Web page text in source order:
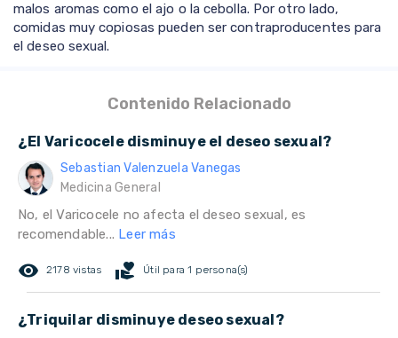
malos aromas como el ajo o la cebolla. Por otro lado,
comidas muy copiosas pueden ser contraproducentes para
el deseo sexual.
Contenido Relacionado
¿El Varicocele disminuye el deseo sexual?
Sebastian Valenzuela Vanegas
Medicina General
No, el Varicocele no afecta el deseo sexual, es
recomendable... Leer más
remove_red_eye 2178 vistas volunteer_activism Útil para 1 persona(s)
¿Triquilar disminuye deseo sexual?